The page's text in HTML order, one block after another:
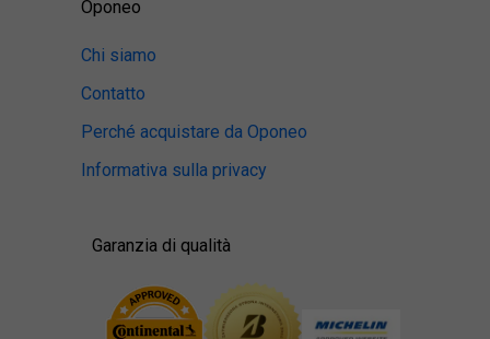
Oponeo
Chi siamo
Contatto
Perché acquistare da Oponeo
Informativa sulla privacy
Garanzia di qualità